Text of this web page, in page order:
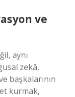
ve
aynı
zekâ,
başkalarının
kurmak,